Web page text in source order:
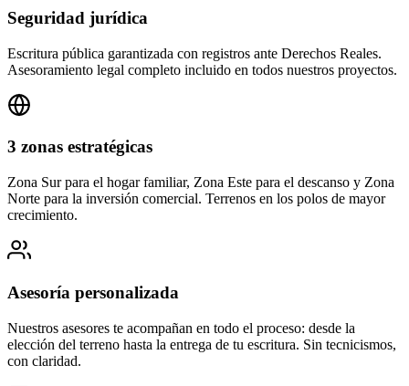
Seguridad jurídica
Escritura pública garantizada con registros ante Derechos Reales.
Asesoramiento legal completo incluido en todos nuestros proyectos.
3 zonas estratégicas
Zona Sur para el hogar familiar, Zona Este para el descanso y Zona
Norte para la inversión comercial. Terrenos en los polos de mayor
crecimiento.
Asesoría personalizada
Nuestros asesores te acompañan en todo el proceso: desde la
elección del terreno hasta la entrega de tu escritura. Sin tecnicismos,
con claridad.